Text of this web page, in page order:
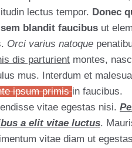
lectus tempor. Donec
blandit faucibus ut
Orci varius natoque
dis parturient montes,
mus. Interdum et
ipsum primisin faucibus.
vitae egestas nisi.
a elit vitae luctus.
vitae diam ut